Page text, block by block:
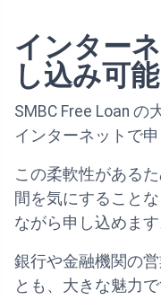
インター
し込み可能
SMBC Free Loan
インターネットで
この柔軟性がある
間を気にすること
ながら申し込めます
銀行や金融機関の
とも、大きな魅力で